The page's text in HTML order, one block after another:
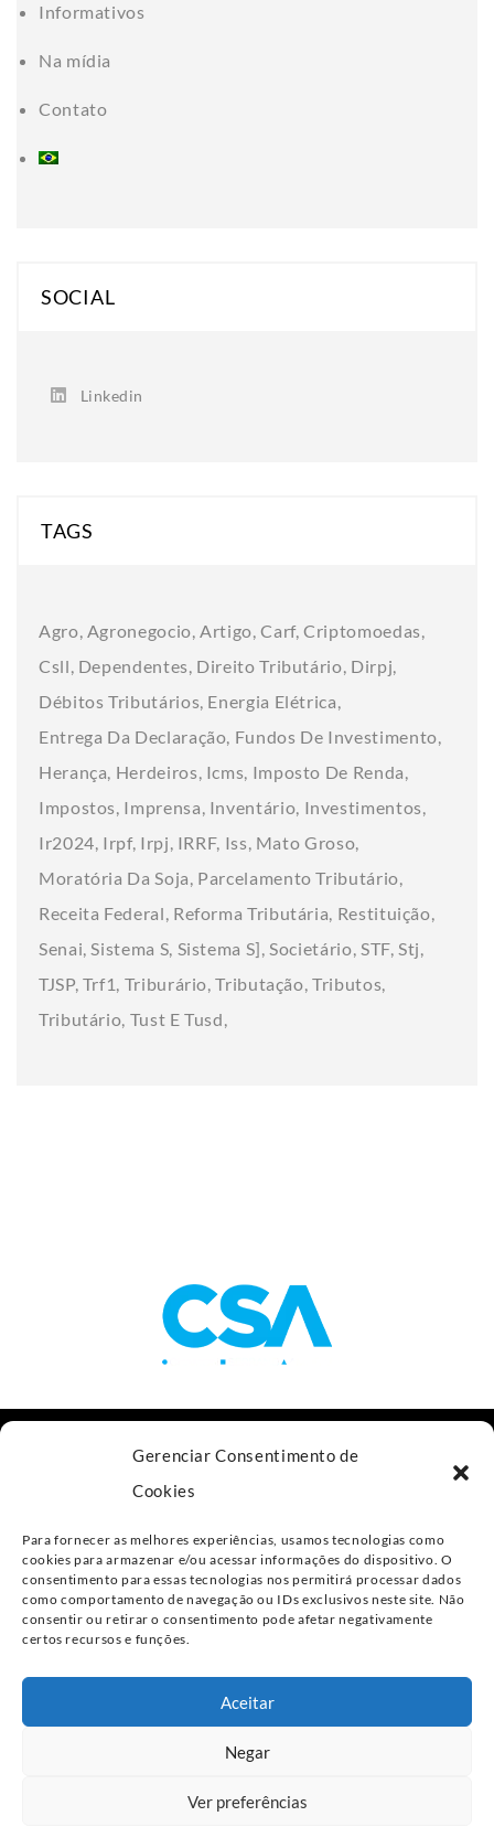
Gerenciar Consentimento de
Cookies
Para fornecer as melhores experiências, usamos tecnologias como
cookies para armazenar e/ou acessar informações do dispositivo. O
consentimento para essas tecnologias nos permitirá processar dados
como comportamento de navegação ou IDs exclusivos neste site. Não
consentir ou retirar o consentimento pode afetar negativamente
certos recursos e funções.
Aceitar
Negar
Ver preferências
Informativos
Na mídia
Contato
SOCIAL
Linkedin
TAGS
Agro Agronegocio Artigo Carf Criptomoedas
Csll Dependentes Direito Tributário Dirpj
Débitos Tributários Energia Elétrica
Entrega Da Declaração Fundos De Investimento
Herança Herdeiros Icms Imposto De Renda
Impostos Imprensa Inventário Investimentos
Ir2024 Irpf Irpj IRRF Iss Mato Groso
Moratória Da Soja Parcelamento Tributário
Receita Federal Reforma Tributária Restituição
Senai Sistema S Sistema S] Societário STF Stj
TJSP Trf1 Triburário Tributação Tributos
Tributário Tust E Tusd
contato@csalaw.adv.br
Política de Privacidade
TODOS OS DIREITOS RESERVADOS CSA®
PRODUZIDO POR